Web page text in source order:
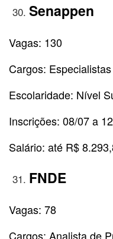
Senappen
Vagas: 130
Cargos:
Escolaridade: Nível
Inscrições: 08/07 a
Salário: até R$
FNDE
Vagas: 78
Cargos: Analista de